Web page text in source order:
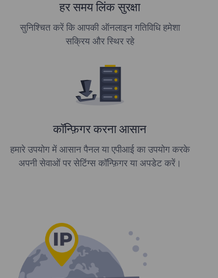
हर समय लिंक सुरक्षा
सुनिश्चित करें कि आपकी ऑनलाइन गतिविधि हमेशा
सक्रिय और स्थिर रहे
कॉन्फ़िगर करना आसान
हमारे उपयोग में आसान पैनल या एपीआई का उपयोग करके
अपनी सेवाओं पर सेटिंग्स कॉन्फ़िगर या अपडेट करें।